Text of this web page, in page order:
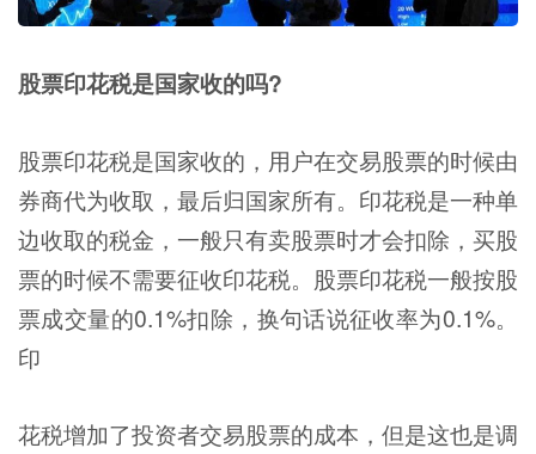
股票印花税是国家收的吗?
股票印花税是国家收的，用户在交易股票的时候由
券商代为收取，最后归国家所有。印花税是一种单
边收取的税金，一般只有卖股票时才会扣除，买股
票的时候不需要征收印花税。股票印花税一般按股
票成交量的0.1%扣除，换句话说征收率为0.1%。
印
花税增加了投资者交易股票的成本，但是这也是调